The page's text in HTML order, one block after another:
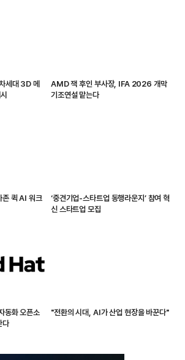
세대 3D 메
AMD 잭 후인 부사장, IFA 2026 개막
기조연설 맡는다
존 퀵 AI 워크
‘중견기업-스타트업 동행라운지’ 참여 혁
신 스타트업 모집
동화 오픈소
다
"전환의 시대, AI가 산업 현장을 바꾼다"